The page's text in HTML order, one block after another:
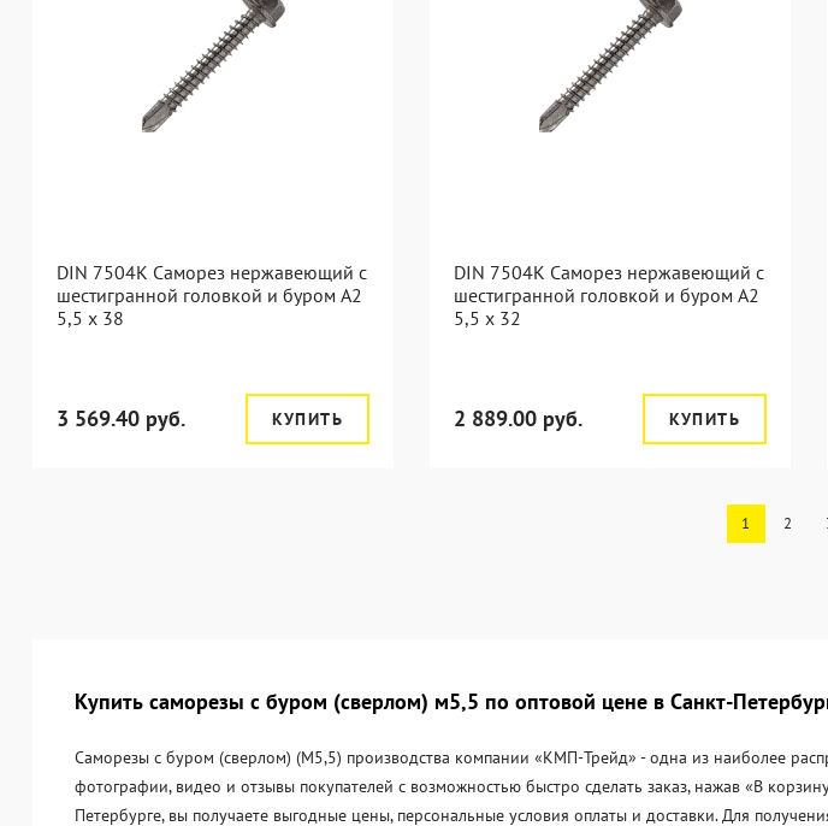
DIN 7504K Саморез нержавеющий с
шестигранной головкой и буром A2
5,5 x 38
3 569.40 руб. КУПИТЬ
DIN 7504K Саморез нержавеющий с
шестигранной головкой и буром A2
5,5 x 32
2 889.00 руб. КУПИТЬ
1 2
Купить саморезы с буром (сверлом) м5,5 по оптовой цене в Санкт-
Саморезы с буром (сверлом) (М5,5) производства компании «KМП-Трейд» - одна из наиболее
фотографии, видео и отзывы покупателей с возможностью быстро сделать заказ, нажав «В
Петербурге, вы получаете выгодные цены, персональные условия оплаты и доставки. Для